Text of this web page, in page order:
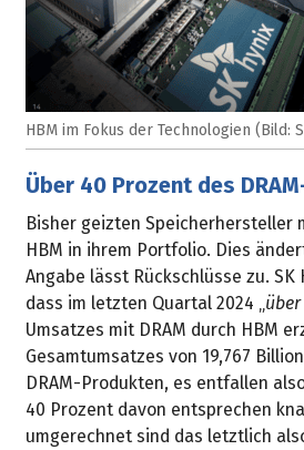
HBM im Fokus der Technologien (Bild:
Über 40 Prozent des
Bisher geizten Speicherhersteller
HBM in ihrem Portfolio. Dies
Angabe lässt Rückschlüsse zu.
dass im letzten Quartal 2024 „
Umsatzes mit DRAM durch HBM
Gesamtumsatzes von 19,767
DRAM-Produkten, es entfallen
40 Prozent davon entsprechen
umgerechnet sind das letztlich